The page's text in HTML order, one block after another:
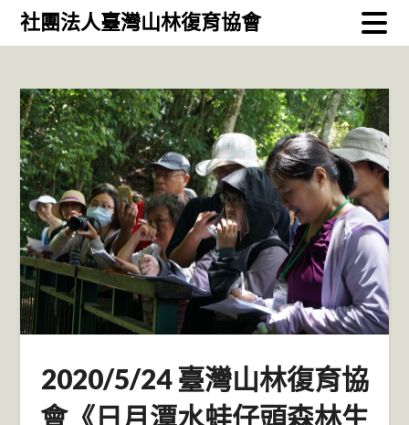
Skip社團法人臺灣山林復育協會
2020/5/24 臺灣山林復育協
會《日月潭水蛙仔頭森林生